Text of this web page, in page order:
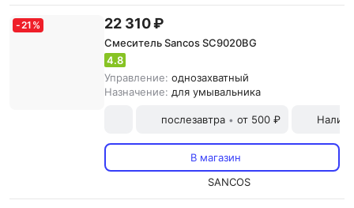
-21 % 22 310 ₽
Смеситель Sancos SC9020BG
4.8
Управление: однозахватный
Назначение: для умывальника
послезавтра • от 500 ₽
В магазин
SANCOS